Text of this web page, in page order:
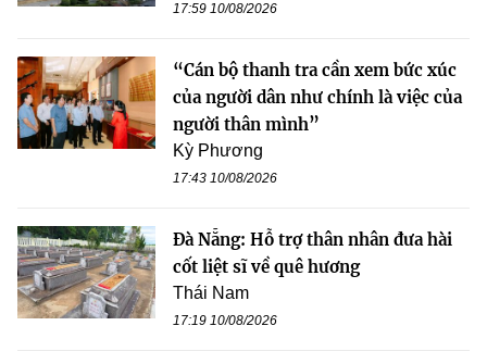
17:59 10/08/2026
“Cán bộ thanh tra cần xem bức xúc
của người dân như chính là việc của
người thân mình”
Kỳ Phương
17:43 10/08/2026
Đà Nẵng: Hỗ trợ thân nhân đưa hài
cốt liệt sĩ về quê hương
Thái Nam
17:19 10/08/2026